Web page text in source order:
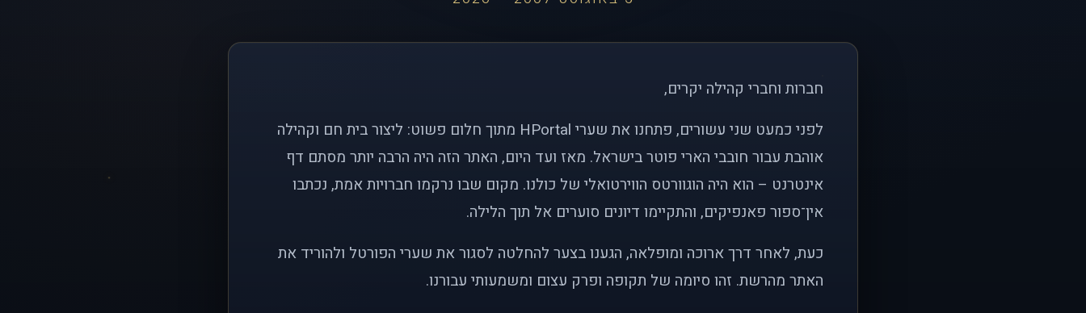
חברות וחברי קהילה יקרים,
לפני כמעט שני עשורים, פתחנו את שערי HPortal מתוך חלום פשוט: ליצור בית חם וקהילה
אוהבת עבור חובבי הארי פוטר בישראל. מאז ועד היום, האתר הזה היה הרבה יותר מסתם דף
אינטרנט – הוא היה הוגוורטס הווירטואלי של כולנו. מקום שבו נרקמו חברויות אמת, נכתבו
אין־ספור פאנפיקים, והתקיימו דיונים סוערים אל תוך הלילה.
כעת, לאחר דרך ארוכה ומופלאה, הגענו בצער להחלטה לסגור את שערי הפורטל ולהוריד את
האתר מהרשת. זהו סיומה של תקופה ופרק עצום ומשמעותי עבורנו.